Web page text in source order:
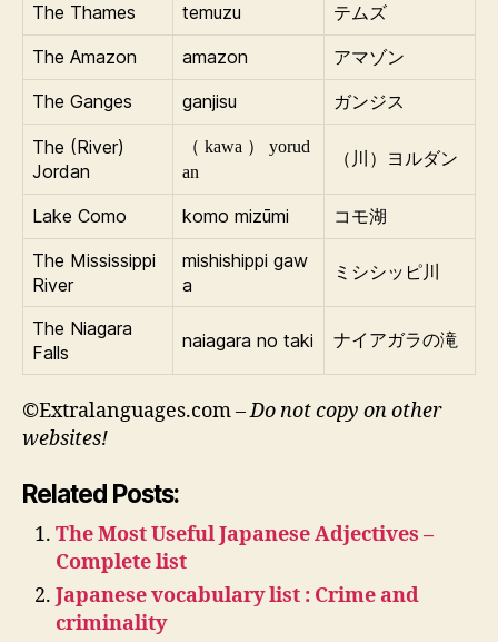
The Thames temuzu テムズ
The Amazon amazon アマゾン
The Ganges ganjisu ガンジス
The (River)
Jordan
（ kawa ） yorud
an
（川）ヨルダン
Lake Como komo mizūmi コモ湖
The Mississippi
River
mishishippi gaw
a
ミシシッピ川
The Niagara
Falls
naiagara no taki ナイアガラの滝
©Extralanguages.com –Do not copy on other
websites!
Related Posts:
The Most Useful Japanese Adjectives –
Complete list
Japanese vocabulary list : Crime and
criminality